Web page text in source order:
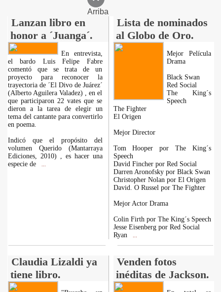
Arriba
Lanzan libro en
honor a ´Juanga´.
Lista de nominados
al Globo de Oro.
En entrevista,
el bardo Luis Felipe Fabre
comentó que se trata de un
proyecto para reconocer la
trayectoria de ´El Divo de Juárez´
(Alberto Aguilera Valadez) , en el
que participaron 22 vates que se
dieron a la tarea de elegir un
tema del cantante para convertirlo
en poema.
Indicó que el propósito del
volumen Querido (Mantarraya
Ediciones, 2010) , es hacer una
especie de
Mejor Película
Drama
Black Swan
Red Social
The King´s
Speech
The Fighter
El Origen
Mejor Director
Tom Hooper por The King´s
Speech
David Fincher por Red Social
Darren Aronofsky por Black Swan
Christopher Nolan por El Origen
David. O Russel por The Fighter
Mejor Actor Drama
Colin Firth por The King´s Speech
Jesse Eisenberg por Red Social
Ryan
Claudia Lizaldi ya
tiene libro.
Venden fotos
inéditas de Jackson.